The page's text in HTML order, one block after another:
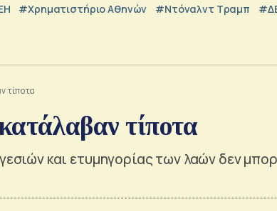
#Χρηματιστήριο Αθηνών #Ντόναλντ Τραμπ
τίποτα
τίποτα
και ετυμηγορίας των λαών δεν